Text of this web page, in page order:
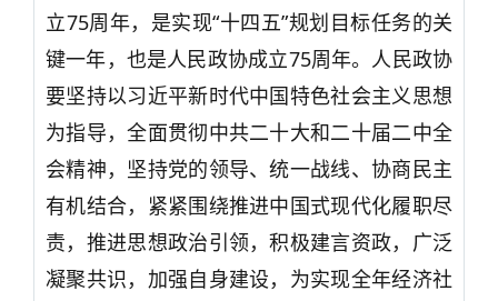
立75周年，是实现“十四五”规划目标任务的关
键一年，也是人民政协成立75周年。人民政协
要坚持以习近平新时代中国特色社会主义思想
为指导，全面贯彻中共二十大和二十届二中全
会精神，坚持党的领导、统一战线、协商民主
有机结合，紧紧围绕推进中国式现代化履职尽
责，推进思想政治引领，积极建言资政，广泛
凝聚共识，加强自身建设，为实现全年经济社